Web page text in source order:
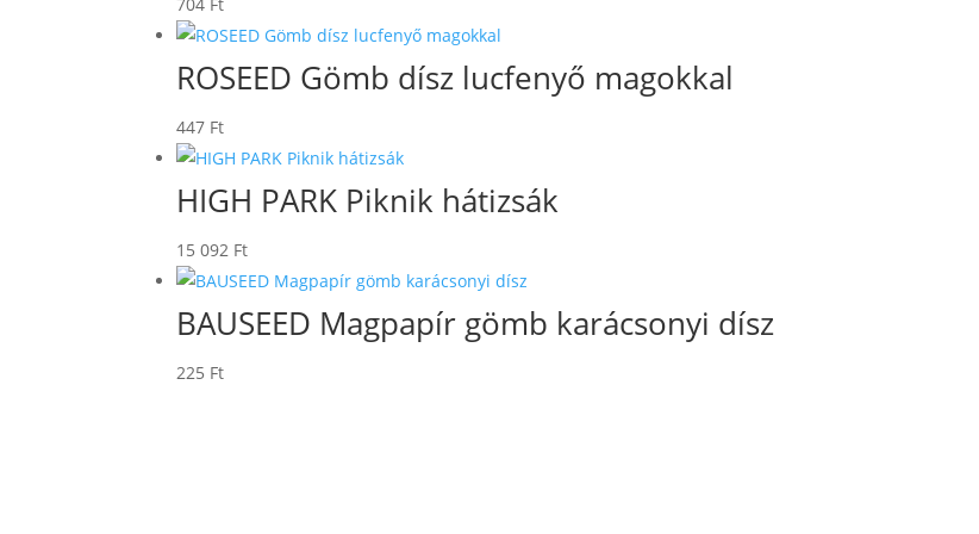
ROSEED Gömb dísz lucfenyő magokkal
447 Ft
HIGH PARK Piknik hátizsák
15 092 Ft
BAUSEED Magpapír gömb karácsonyi dísz
225 Ft